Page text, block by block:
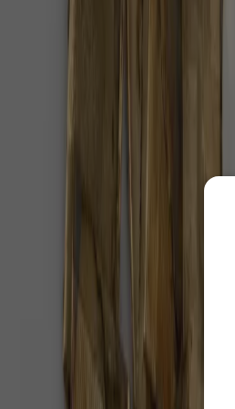
Doporučujeme
Po 38 letech v cirkusu je
V portugalském Alenteju vznikla
rezervace v Evropě a Julie je její
informoval web Euronews.
Pět minut dechu denně
než meditace